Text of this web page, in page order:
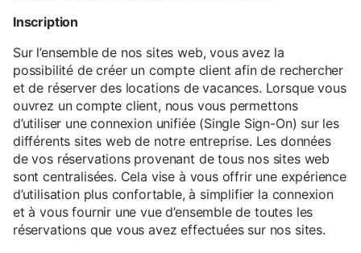
Inscription
Sur l’ensemble de nos sites web, vous avez la
possibilité de créer un compte client afin de rechercher
et de réserver des locations de vacances. Lorsque vous
ouvrez un compte client, nous vous permettons
d’utiliser une connexion unifiée (Single Sign-On) sur les
différents sites web de notre entreprise. Les données
de vos réservations provenant de tous nos sites web
sont centralisées. Cela vise à vous offrir une expérience
d’utilisation plus confortable, à simplifier la connexion
et à vous fournir une vue d’ensemble de toutes les
réservations que vous avez effectuées sur nos sites.